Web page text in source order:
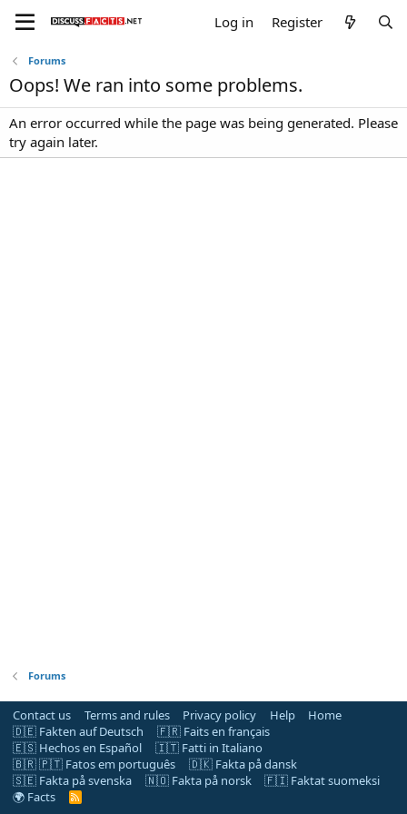
Log in Register
Forums
Oops! We ran into some problems.
An error occurred while the page was being generated. Please
try again later.
Forums
Contact us Terms and rules Privacy policy Help
Home
🇩🇪 Fakten auf Deutsch
🇫🇷 Faits en français
🇪🇸 Hechos en Español
🇮🇹 Fatti in Italiano
🇧🇷 🇵🇹 Fatos em português
🇩🇰 Fakta på dansk
🇸🇪 Fakta på svenska
🇳🇴 Fakta på norsk
🇫🇮 Faktat suomeksi
🌍 Facts
R